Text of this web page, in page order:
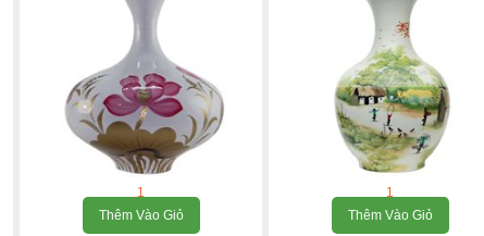
1
Thêm Vào Giỏ
1
Thêm Vào Giỏ